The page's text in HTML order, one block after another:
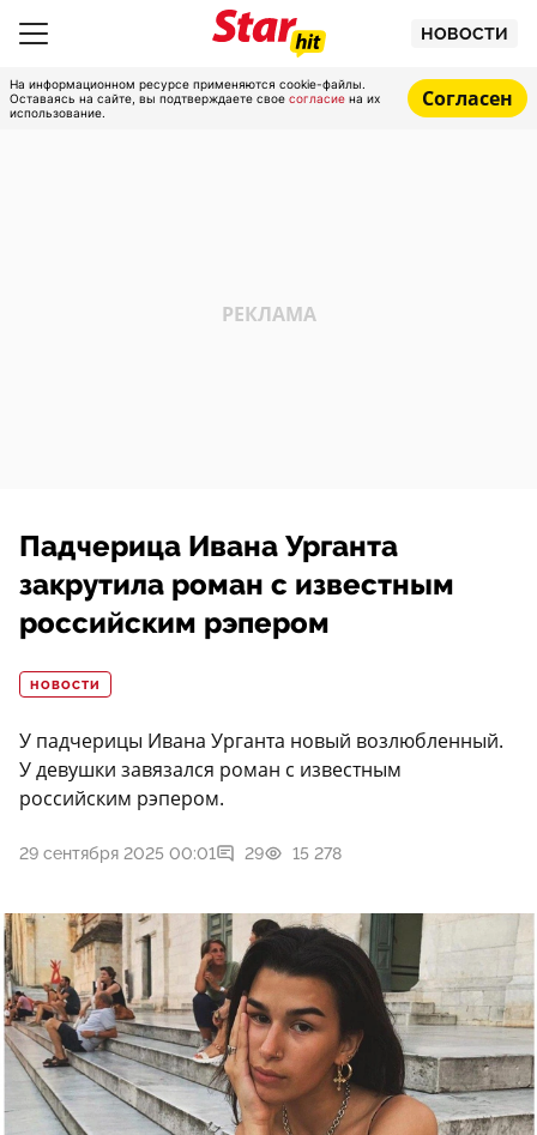
НОВОСТИ
На информационном ресурсе применяются cookie-файлы.
Оставаясь на сайте, вы подтверждаете свое согласие на их
использование.
Согласен
Падчерица Ивана Урганта
закрутила роман с известным
российским рэпером
НОВОСТИ
У падчерицы Ивана Урганта новый возлюбленный.
У девушки завязался роман с известным
российским рэпером.
29 сентября 2025 00:01 29 15 278